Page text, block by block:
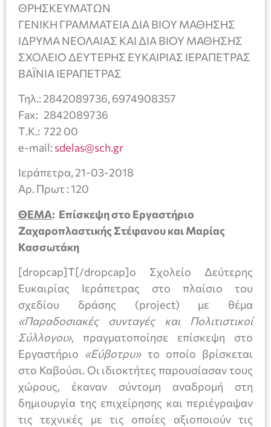
ΘΡΗΣΚΕΥΜΑΤΩΝ
ΓΕΝΙΚΗ ΓΡΑΜΜΑΤΕΙΑ ΔΙΑ ΒΙΟΥ ΜΑΘΗΣΗΣ
ΙΔΡΥΜΑ ΝΕΟΛΑΙΑΣ ΚΑΙ ΔΙΑ ΒΙΟΥ ΜΑΘΗΣΗΣ
ΣΧΟΛΕΙΟ ΔΕΥΤΕΡΗΣ ΕΥΚΑΙΡΙΑΣ ΙΕΡΑΠΕΤΡΑΣ
ΒΑΪΝΙΑ ΙΕΡΑΠΕΤΡΑΣ
Τηλ.: 2842089736, 6974908357
Fax: 2842089736
Τ.Κ.: 722 00
e-mail:sdelas@sch.gr
Ιεράπετρα, 21-03-2018
Αρ. Πρωτ : 120
ΘΕΜΑ: Επίσκεψη στο Εργαστήριο
Ζαχαροπλαστικής Στέφανου και Μαρίας
Κασσωτάκη
[dropcap]Τ[/dropcap]ο Σχολείο Δεύτερης
Ευκαιρίας Ιεράπετρας στο πλαίσιο του
σχεδίου δράσης (project) με θέμα
«Παραδοσιακές συνταγές και Πολιτιστικοί
Σύλλογοι», πραγματοποίησε επίσκεψη στο
Εργαστήριο «Εύβοτρυ»το οποίο βρίσκεται
στο Καβούσι. Οι ιδιοκτήτες παρουσίασαν τους
χώρους, έκαναν σύντομη αναδρομή στη
δημιουργία της επιχείρησης και περιέγραψαν
τις τεχνικές με τις οποίες αξιοποιούν τις